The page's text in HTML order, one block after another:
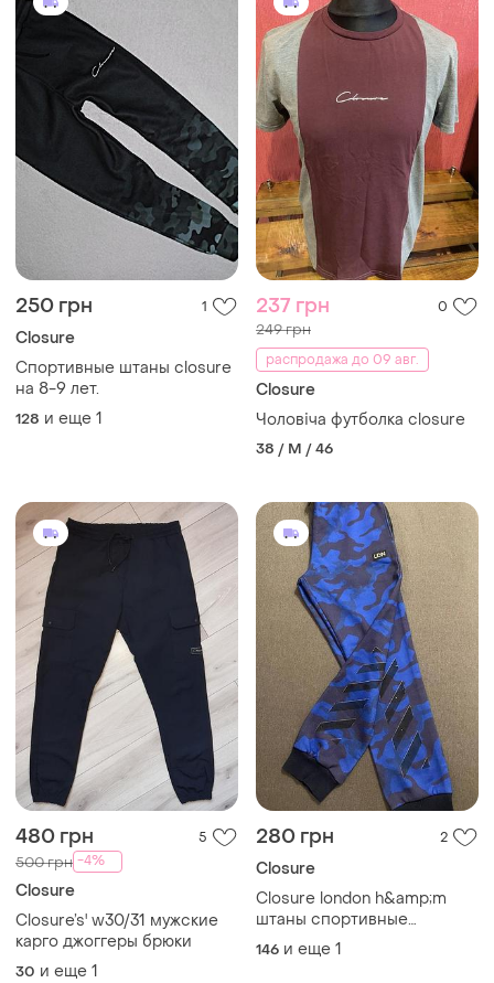
250 грн 1
Closure
Спортивные штаны closure
на 8-9 лет.
128 и еще 1
237 грн 0
249 грн
распродажа до 09 авг.
Closure
Чоловіча футболка closure
38 / M / 46
480 грн 5
500 грн -4%
Closure
Closure’s' w30/31 мужские
карго джоггеры брюки
30 и еще 1
280 грн 2
Closure
Closure london h&amp;m
штаны спортивные
утепленные
146 и еще 1